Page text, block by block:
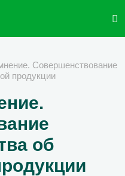
Совершенствование
продукции
об